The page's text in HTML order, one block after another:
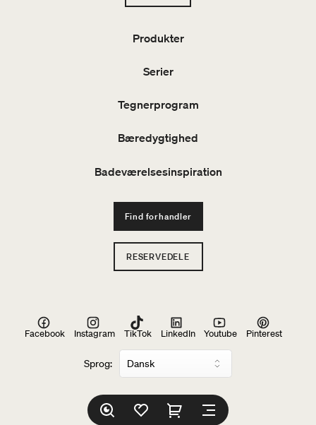
Produkter
Serier
Tegnerprogram
Bæredygtighed
Badeværelsesinspiration
Find forhandler
RESERVEDELE
Sprog:
Facebook Instagram TikTok LinkedIn Youtube Pinterest